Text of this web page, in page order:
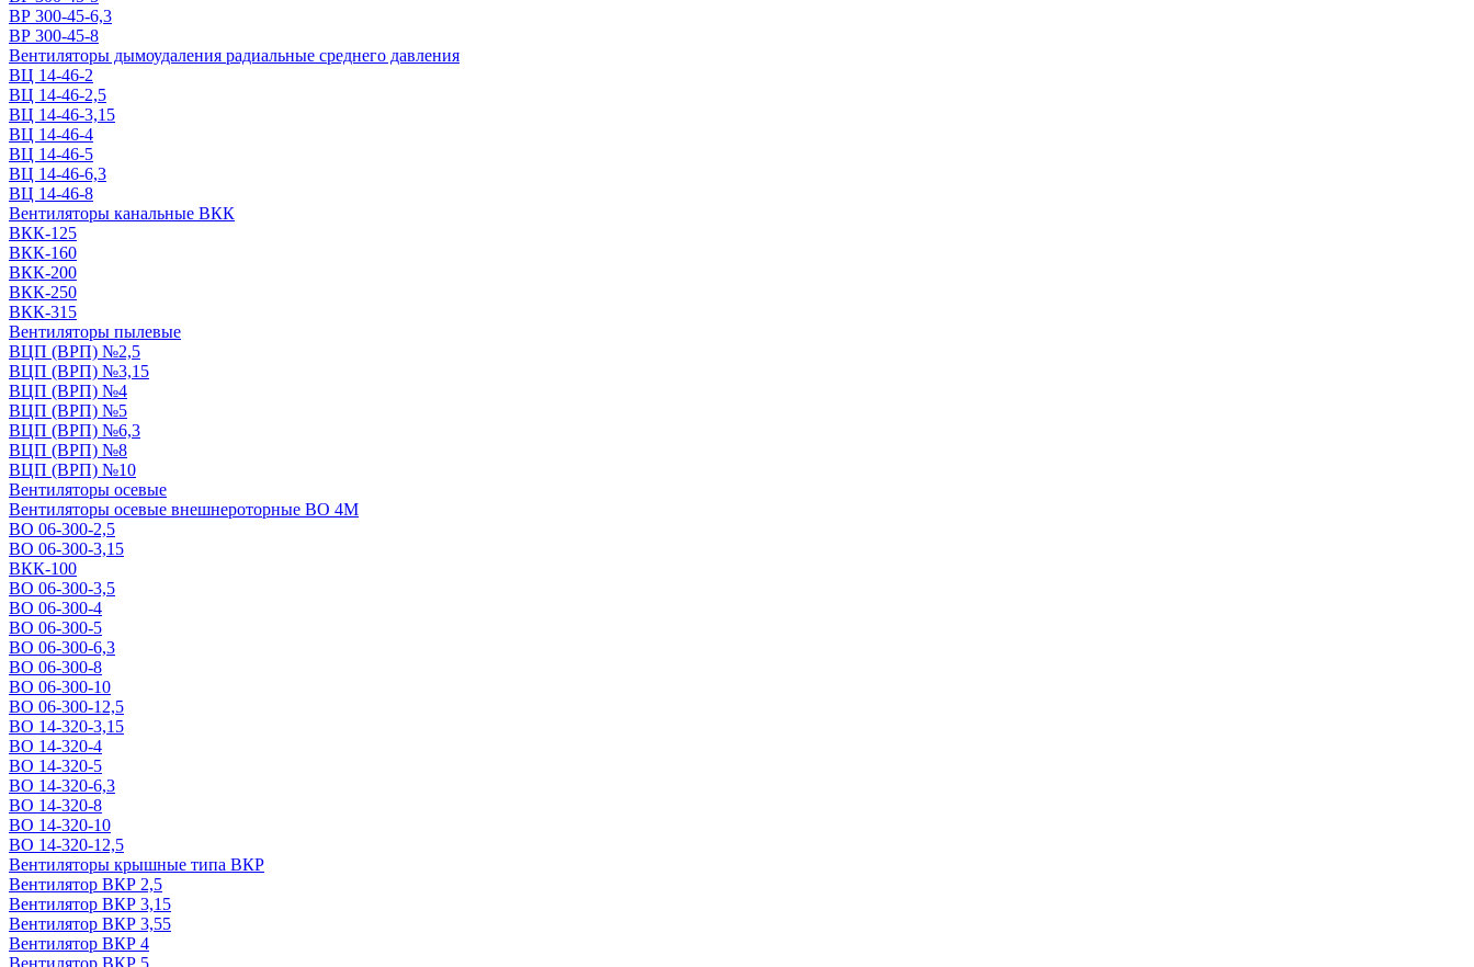
ВР 300-45-6,3
ВР 300-45-8
Вентиляторы дымоудаления радиальные среднего давления
ВЦ 14-46-2
ВЦ 14-46-2,5
ВЦ 14-46-3,15
ВЦ 14-46-4
ВЦ 14-46-5
ВЦ 14-46-6,3
ВЦ 14-46-8
Вентиляторы канальные ВКК
ВКК-125
ВКК-160
ВКК-200
ВКК-250
ВКК-315
Вентиляторы пылевые
ВЦП (ВРП) №2,5
ВЦП (ВРП) №3,15
ВЦП (ВРП) №4
ВЦП (ВРП) №5
ВЦП (ВРП) №6,3
ВЦП (ВРП) №8
ВЦП (ВРП) №10
Вентиляторы осевые
Вентиляторы осевые внешнероторные ВО 4М
ВО 06-300-2,5
ВО 06-300-3,15
ВКК-100
ВО 06-300-3,5
ВО 06-300-4
ВО 06-300-5
ВО 06-300-6,3
ВО 06-300-8
ВО 06-300-10
ВО 06-300-12,5
ВО 14-320-3,15
ВО 14-320-4
ВО 14-320-5
ВО 14-320-6,3
ВО 14-320-8
ВО 14-320-10
ВО 14-320-12,5
Вентиляторы крышные типа ВКР
Вентилятор ВКР 2,5
Вентилятор ВКР 3,15
Вентилятор ВКР 3,55
Вентилятор ВКР 4
Вентилятор ВКР 5